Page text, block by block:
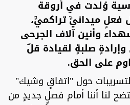
وُلدت في أروقة
فعلٍ ميدانيٍّ تراكميٍّ،
وأنين آلاف الجرحى
صلبةٍ لقيادة قلٌ
على الحق.
حول "اتفاقٍ وشيك"
لنا أننا أمام فصلٍ جديدٍ من